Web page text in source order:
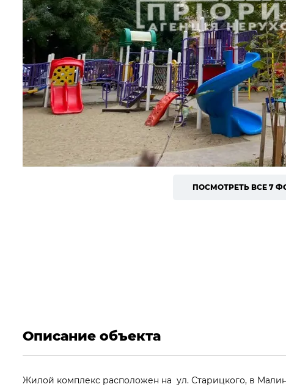
ПОСМОТРЕТЬ ВСЕ 7
Описание объекта
Жилой комплекс расположен на ул. Старицкого, в